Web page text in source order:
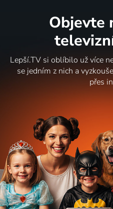
Objevte
Lepší.TV si oblíbilo už více
se jedním z nich a
přes